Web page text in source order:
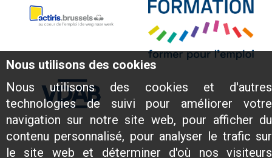
Nous utilisons des cookies
Nous utilisons des cookies et d'autres
technologies de suivi pour améliorer votre
navigation sur notre site web, pour afficher du
contenu personnalisé, pour analyser le trafic sur
le site web et déterminer d'où nos visiteurs